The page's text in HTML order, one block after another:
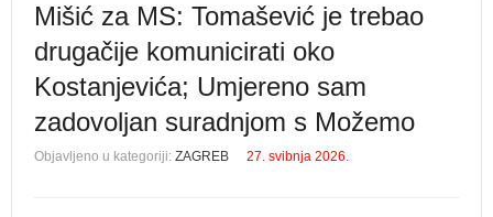
Mišić za MS: Tomašević je trebao
drugačije komunicirati oko
Kostanjevića; Umjereno sam
zadovoljan suradnjom s Možemo
Objavljeno u kategoriji: ZAGREB 27. svibnja 2026.